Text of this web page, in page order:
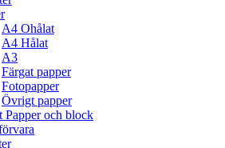
A4 Ohålat
A4 Hålat
A3
Färgat papper
Fotopapper
Övrigt papper
Papper och block